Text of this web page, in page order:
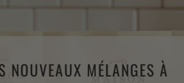
NOUVEAUX MÉLANGES À